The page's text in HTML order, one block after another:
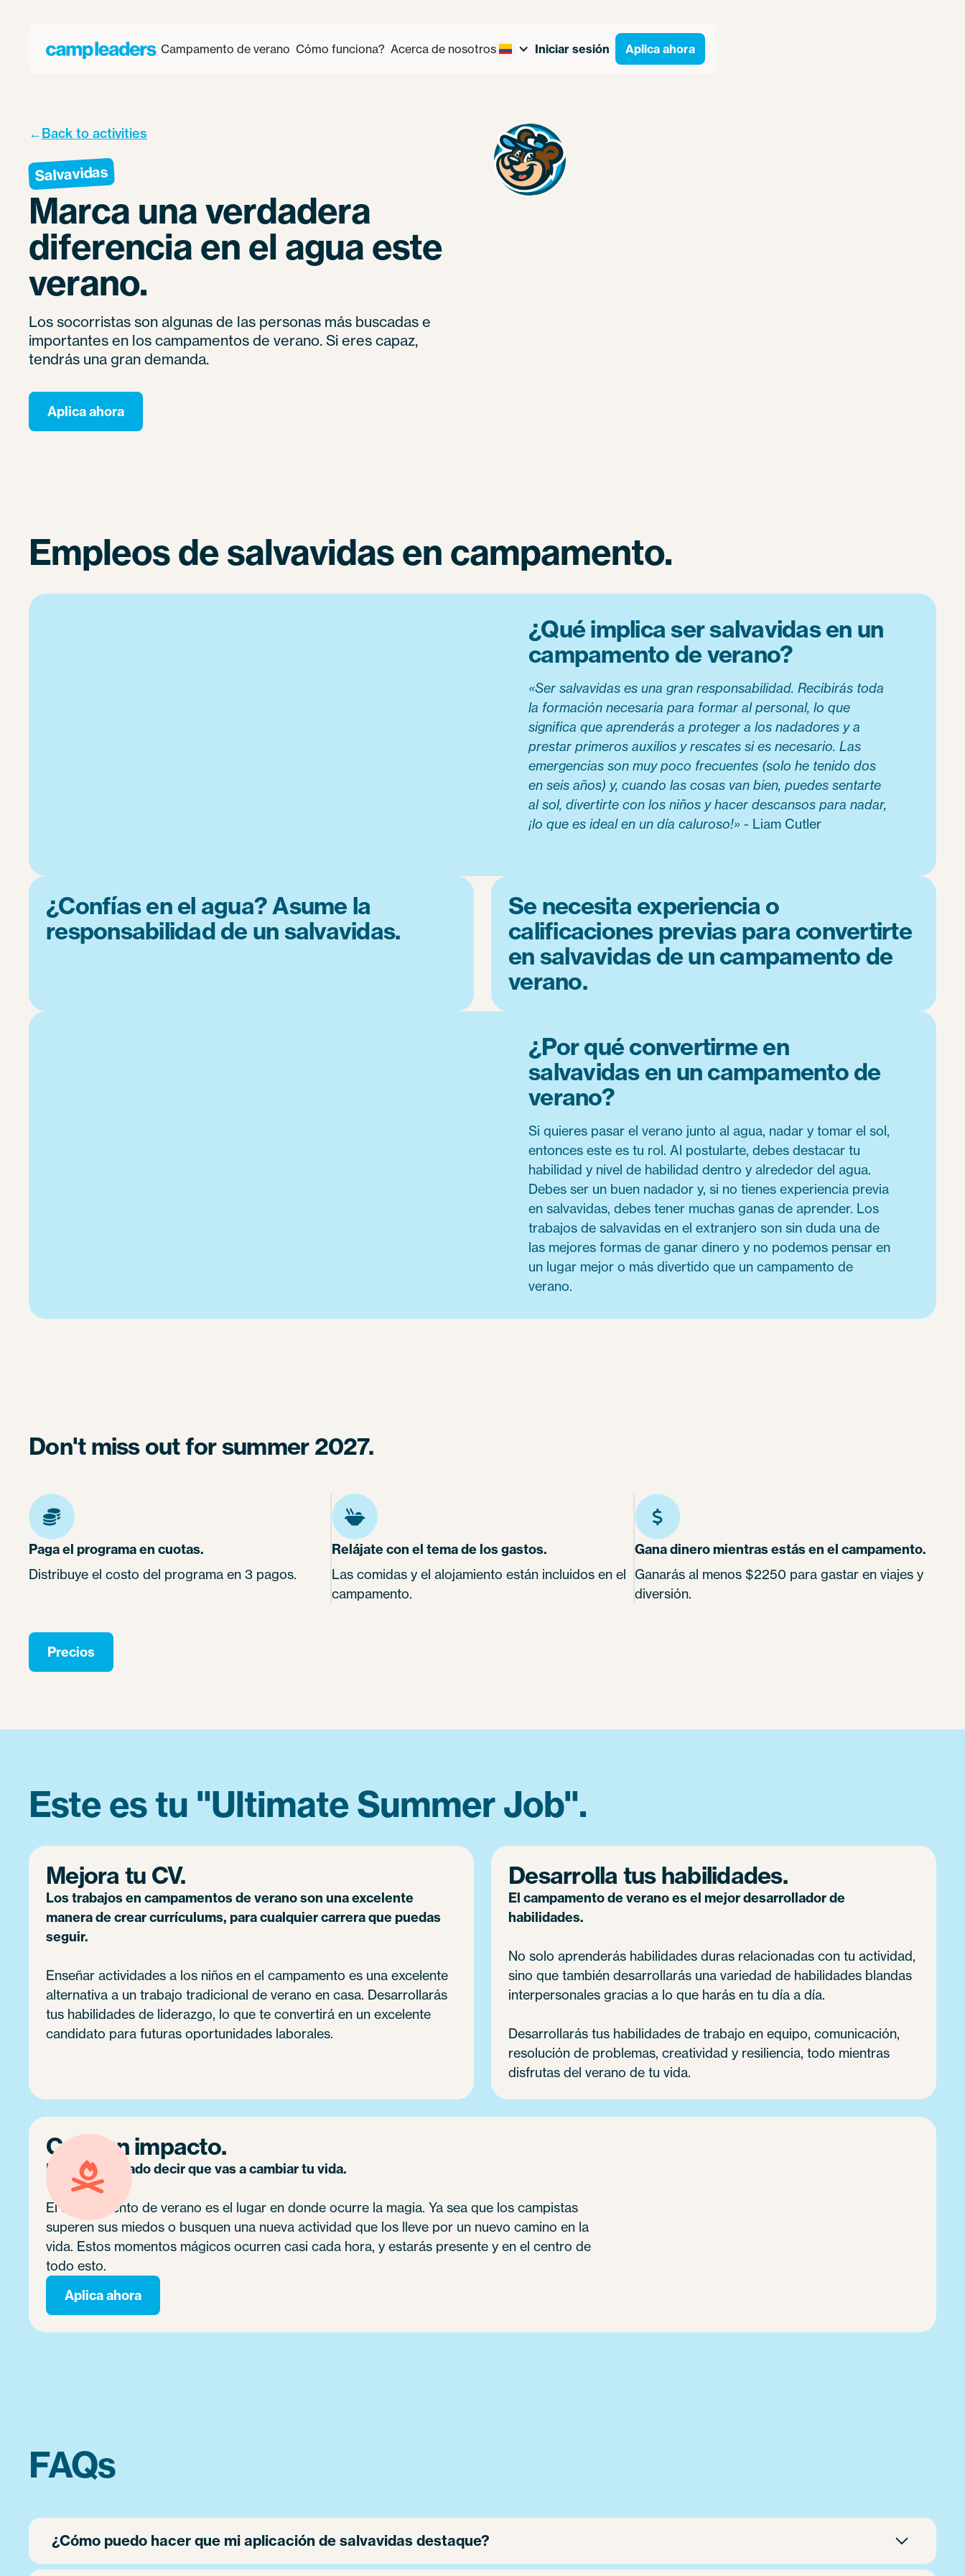
Campamento de verano Cómo funciona? Acerca de nosotros Iniciar sesión Aplica ahora
←Back to activities
Salvavidas
Marca una verdadera
diferencia en el agua este
verano.
Los socorristas son algunas de las personas más buscadas e
importantes en los campamentos de verano. Si eres capaz,
tendrás una gran demanda.
Aplica ahora
Empleos de salvavidas en campamento.
¿Qué implica ser salvavidas en un
campamento de verano?
«Ser salvavidas es una gran responsabilidad. Recibirás toda
la formación necesaria para formar al personal, lo que
significa que aprenderás a proteger a los nadadores y a
prestar primeros auxilios y rescates si es necesario. Las
emergencias son muy poco frecuentes (solo he tenido dos
en seis años) y, cuando las cosas van bien, puedes sentarte
al sol, divertirte con los niños y hacer descansos para nadar,
¡lo que es ideal en un día caluroso!» - Liam Cutler
¿Confías en el agua? Asume la
responsabilidad de un salvavidas.
Se necesita experiencia o
calificaciones previas para convertirte
en salvavidas de un campamento de
verano.
¿Por qué convertirme en
salvavidas en un campamento de
verano?
Si quieres pasar el verano junto al agua, nadar y tomar el sol,
entonces este es tu rol. Al postularte, debes destacar tu
habilidad y nivel de habilidad dentro y alrededor del agua.
Debes ser un buen nadador y, si no tienes experiencia previa
en salvavidas, debes tener muchas ganas de aprender. Los
trabajos de salvavidas en el extranjero son sin duda una de
las mejores formas de ganar dinero y no podemos pensar en
un lugar mejor o más divertido que un campamento de
verano.
Don't miss out for summer 2027.
Paga el programa en cuotas.
Distribuye el costo del programa en 3 pagos.
Relájate con el tema de los gastos.
Las comidas y el alojamiento están incluidos en el
campamento.
Gana dinero mientras estás en el campamento.
Ganarás al menos $2250 para gastar en viajes y
diversión.
Precios
Este es tu "Ultimate Summer Job".
Mejora tu CV.
Los trabajos en campamentos de verano son una excelente
manera de crear currículums, para cualquier carrera que puedas
seguir.
Enseñar actividades a los niños en el campamento es una excelente
alternativa a un trabajo tradicional de verano en casa. Desarrollarás
tus habilidades de liderazgo, lo que te convertirá en un excelente
candidato para futuras oportunidades laborales.
Desarrolla tus habilidades.
El campamento de verano es el mejor desarrollador de
habilidades.
No solo aprenderás habilidades duras relacionadas con tu actividad,
sino que también desarrollarás una variedad de habilidades blandas
interpersonales gracias a lo que harás en tu día a día.
Desarrollarás tus habilidades de trabajo en equipo, comunicación,
resolución de problemas, creatividad y resiliencia, todo mientras
disfrutas del verano de tu vida.
Crea un impacto.
No es exagerado decir que vas a cambiar tu vida.
El campamento de verano es el lugar en donde ocurre la magia. Ya sea que los campistas
superen sus miedos o busquen una nueva actividad que los lleve por un nuevo camino en la
vida. Estos momentos mágicos ocurren casi cada hora, y estarás presente y en el centro de
todo esto.
Aplica ahora
FAQs
¿Cómo puedo hacer que mi aplicación de salvavidas destaque?